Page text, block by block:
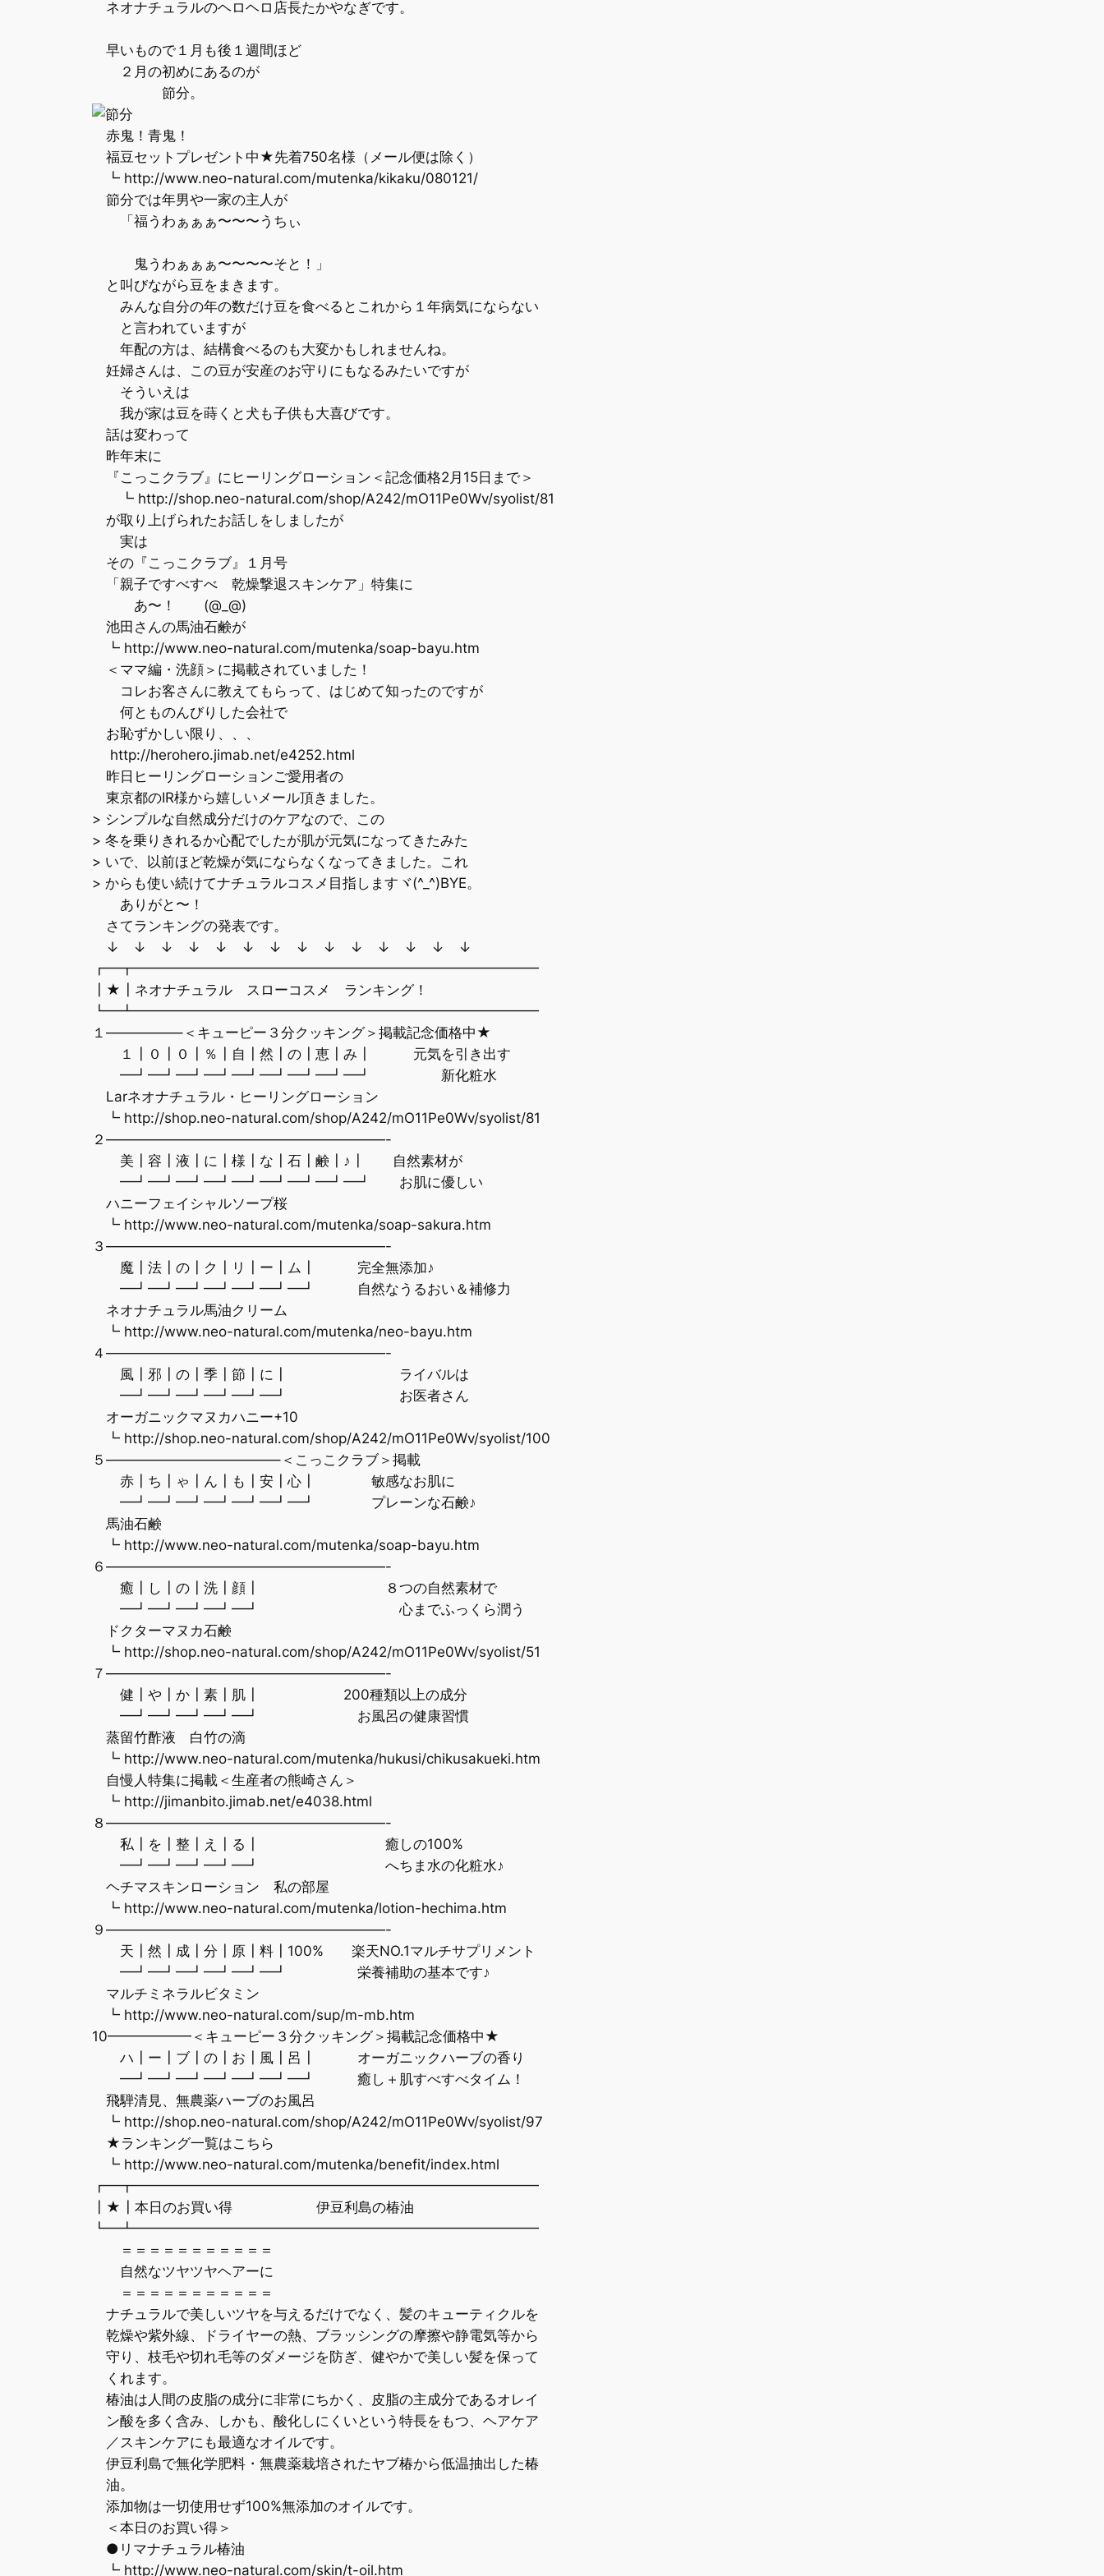
ネオナチュラルのヘロヘロ店長たかやなぎです。
早いもので１月も後１週間ほど
２月の初めにあるのが
節分。
赤鬼！青鬼！
福豆セットプレゼント中★先着750名様（メール便は除く）
┗ http://www.neo-natural.com/mutenka/kikaku/080121/
節分では年男や一家の主人が
「福うわぁぁぁ〜〜〜うちぃ
鬼うわぁぁぁ〜〜〜〜そと！」
と叫びながら豆をまきます。
みんな自分の年の数だけ豆を食べるとこれから１年病気にならない
と言われていますが
年配の方は、結構食べるのも大変かもしれませんね。
妊婦さんは、この豆が安産のお守りにもなるみたいですが
そういえは
我が家は豆を蒔くと犬も子供も大喜びです。
話は変わって
昨年末に
『こっこクラブ』にヒーリングローション＜記念価格2月15日まで＞
┗ http://shop.neo-natural.com/shop/A242/mO11Pe0Wv/syolist/81
が取り上げられたお話しをしましたが
実は
その『こっこクラブ』１月号
「親子ですべすべ 乾燥撃退スキンケア」特集に
あ〜！ (@_@)
池田さんの馬油石鹸が
┗ http://www.neo-natural.com/mutenka/soap-bayu.htm
＜ママ編・洗顔＞に掲載されていました！
コレお客さんに教えてもらって、はじめて知ったのですが
何とものんびりした会社で
お恥ずかしい限り、、、
http://herohero.jimab.net/e4252.html
昨日ヒーリングローションご愛用者の
東京都のIR様から嬉しいメール頂きました。
> シンプルな自然成分だけのケアなので、この
> 冬を乗りきれるか心配でしたが肌が元気になってきたみた
> いで、以前ほど乾燥が気にならなくなってきました。これ
> からも使い続けてナチュラルコスメ目指しますヾ(^_^)BYE。
ありがと〜！
さてランキングの発表です。
↓ ↓ ↓ ↓ ↓ ↓ ↓ ↓ ↓ ↓ ↓ ↓ ↓ ↓
┏━┳━━━━━━━━━━━━━━━━━━━━━━━━━━━━━
┃★┃ネオナチュラル スローコスメ ランキング！
┗━┻━━━━━━━━━━━━━━━━━━━━━━━━━━━━━
１—————–＜キューピー３分クッキング＞掲載記念価格中★
１┃０┃０┃％┃自┃然┃の┃恵┃み┃ 元気を引き出す
━┛━┛━┛━┛━┛━┛━┛━┛━┛ 新化粧水
Larネオナチュラル・ヒーリングローション
┗ http://shop.neo-natural.com/shop/A242/mO11Pe0Wv/syolist/81
２————————————————————-
美┃容┃液┃に┃様┃な┃石┃鹸┃♪┃ 自然素材が
━┛━┛━┛━┛━┛━┛━┛━┛━┛ お肌に優しい
ハニーフェイシャルソープ桜
┗ http://www.neo-natural.com/mutenka/soap-sakura.htm
３————————————————————-
魔┃法┃の┃ク┃リ┃ー┃ム┃ 完全無添加♪
━┛━┛━┛━┛━┛━┛━┛ 自然なうるおい＆補修力
ネオナチュラル馬油クリーム
┗ http://www.neo-natural.com/mutenka/neo-bayu.htm
４————————————————————-
風┃邪┃の┃季┃節┃に┃ ライバルは
━┛━┛━┛━┛━┛━┛ お医者さん
オーガニックマヌカハニー+10
┗ http://shop.neo-natural.com/shop/A242/mO11Pe0Wv/syolist/100
５————————————–＜こっこクラブ＞掲載
赤┃ち┃ゃ┃ん┃も┃安┃心┃ 敏感なお肌に
━┛━┛━┛━┛━┛━┛━┛ プレーンな石鹸♪
馬油石鹸
┗ http://www.neo-natural.com/mutenka/soap-bayu.htm
６————————————————————-
癒┃し┃の┃洗┃顔┃ ８つの自然素材で
━┛━┛━┛━┛━┛ 心までふっくら潤う
ドクターマヌカ石鹸
┗ http://shop.neo-natural.com/shop/A242/mO11Pe0Wv/syolist/51
７————————————————————-
健┃や┃か┃素┃肌┃ 200種類以上の成分
━┛━┛━┛━┛━┛ お風呂の健康習慣
蒸留竹酢液 白竹の滴
┗ http://www.neo-natural.com/mutenka/hukusi/chikusakueki.htm
自慢人特集に掲載＜生産者の熊崎さん＞
┗ http://jimanbito.jimab.net/e4038.html
８————————————————————-
私┃を┃整┃え┃る┃ 癒しの100%
━┛━┛━┛━┛━┛ へちま水の化粧水♪
ヘチマスキンローション 私の部屋
┗ http://www.neo-natural.com/mutenka/lotion-hechima.htm
９————————————————————-
天┃然┃成┃分┃原┃料┃100% 楽天NO.1マルチサプリメント
━┛━┛━┛━┛━┛━┛ 栄養補助の基本です♪
マルチミネラルビタミン
┗ http://www.neo-natural.com/sup/m-mb.htm
10——————＜キューピー３分クッキング＞掲載記念価格中★
ハ┃ー┃ブ┃の┃お┃風┃呂┃ オーガニックハーブの香り
━┛━┛━┛━┛━┛━┛━┛ 癒し＋肌すべすべタイム！
飛騨清見、無農薬ハーブのお風呂
┗ http://shop.neo-natural.com/shop/A242/mO11Pe0Wv/syolist/97
★ランキング一覧はこちら
┗ http://www.neo-natural.com/mutenka/benefit/index.html
┏━┳━━━━━━━━━━━━━━━━━━━━━━━━━━━━━
┃★┃本日のお買い得 伊豆利島の椿油
┗━┻━━━━━━━━━━━━━━━━━━━━━━━━━━━━━
＝＝＝＝＝＝＝＝＝＝＝
自然なツヤツヤヘアーに
＝＝＝＝＝＝＝＝＝＝＝
ナチュラルで美しいツヤを与えるだけでなく、髪のキューティクルを
乾燥や紫外線、ドライヤーの熱、ブラッシングの摩擦や静電気等から
守り、枝毛や切れ毛等のダメージを防ぎ、健やかで美しい髪を保って
くれます。
椿油は人間の皮脂の成分に非常にちかく、皮脂の主成分であるオレイ
ン酸を多く含み、しかも、酸化しにくいという特長をもつ、ヘアケア
／スキンケアにも最適なオイルです。
伊豆利島で無化学肥料・無農薬栽培されたヤブ椿から低温抽出した椿
油。
添加物は一切使用せず100%無添加のオイルです。
＜本日のお買い得＞
●リマナチュラル椿油
┗ http://www.neo-natural.com/skin/t-oil.htm